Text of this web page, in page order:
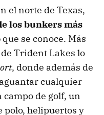
el norte de Texas,
los bunkers más
que se conoce. Más
Trident Lakes lo
, donde además de
cualquier
de golf, un
polo, helipuertos y